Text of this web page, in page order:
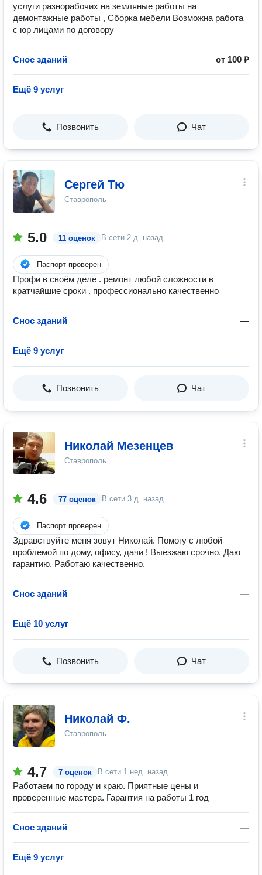
услуги разнорабочих на земляные работы на
демонтажные работы , Сборка мебели Возможна работа
с юр лицами по договору
Снос зданий от 100 ₽
Ещё 9 услуг
Позвонить Чат
Сергей Тю
Ставрополь
5.0 11 оценок В сети 2 д. назад
Паспорт проверен
Профи в своём деле . ремонт любой сложности в
кратчайшие сроки . профессионально качественно
Снос зданий —
Ещё 9 услуг
Позвонить Чат
Николай Мезенцев
Ставрополь
4.6 77 оценок В сети 3 д. назад
Паспорт проверен
Здравствуйте меня зовут Николай. Помогу с любой
проблемoй по дому, офису, дачи ! Выезжаю срочно. Даю
гарантию. Работаю качественно.
Снос зданий —
Ещё 10 услуг
Позвонить Чат
Николай Ф.
Ставрополь
4.7 7 оценок В сети 1 нед. назад
Работаем по городу и краю. Приятные цены и
проверенные мастера. Гарантия на работы 1 год
Снос зданий —
Ещё 9 услуг